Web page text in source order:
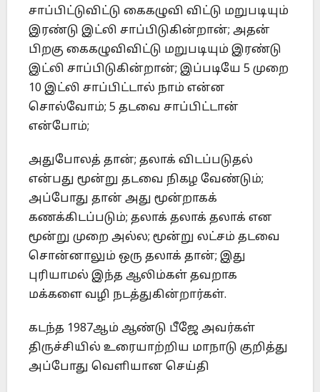
சாப்பிட்டுவிட்டு கைகழுவி விட்டு மறுபடியும்
இரண்டு இட்லி சாப்பிடுகின்றான்; அதன்
பிறகு கைகழுவிவிட்டு மறுபடியும் இரண்டு
இட்லி சாப்பிடுகின்றான்; இப்படியே 5 முறை
10 இட்லி சாப்பிட்டால் நாம் என்ன
சொல்வோம்; 5 தடவை சாப்பிட்டான்
என்போம்;
அதுபோலத் தான்; தலாக் விடப்படுதல்
என்பது மூன்று தடவை நிகழ வேண்டும்;
அப்போது தான் அது மூன்றாகக்
கணக்கிடப்படும்; தலாக் தலாக் தலாக் என
மூன்று முறை அல்ல; மூன்று லட்சம் தடவை
சொன்னாலும் ஒரு தலாக் தான்; இது
புரியாமல் இந்த ஆலிம்கள் தவறாக
மக்களை வழி நடத்துகின்றார்கள்.
கடந்த 1987ஆம் ஆண்டு பீஜே அவர்கள்
திருச்சியில் உரையாற்றிய மாநாடு குறித்து
அப்போது வெளியான செய்தி